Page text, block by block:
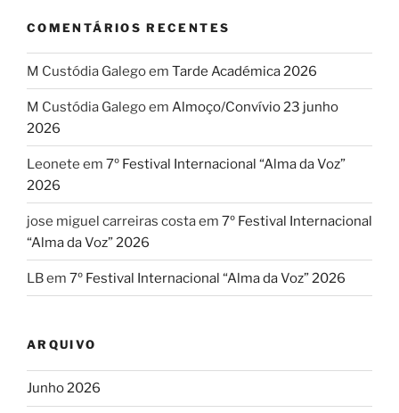
COMENTÁRIOS RECENTES
M Custódia Galegoem Tarde Académica 2026
M Custódia Galegoem Almoço/Convívio 23 junho
2026
Leonete em 7º Festival Internacional “Alma da Voz”
2026
jose miguel carreiras costaem 7º Festival Internacional
“Alma da Voz” 2026
LBem 7º Festival Internacional “Alma da Voz” 2026
ARQUIVO
Junho 2026